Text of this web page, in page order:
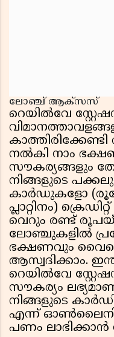
ലോഞ്ച് ആക്‌സസ്
റെയിൽവേ
നൽകി നാം
സൗകര്യങ്ങളും
നിങ്ങളുടെ
കാർഡുകളോ (രൂപേ
പ്ലാറ്റിനം)
വെറും രണ്ട്
ലോഞ്ചുകളിൽ
ഭക്ഷണവും
ആസ്വദിക്കാം.
റെയിൽവേ
സൗകര്യം
നിങ്ങളുടെ
എന്ന്
പണം